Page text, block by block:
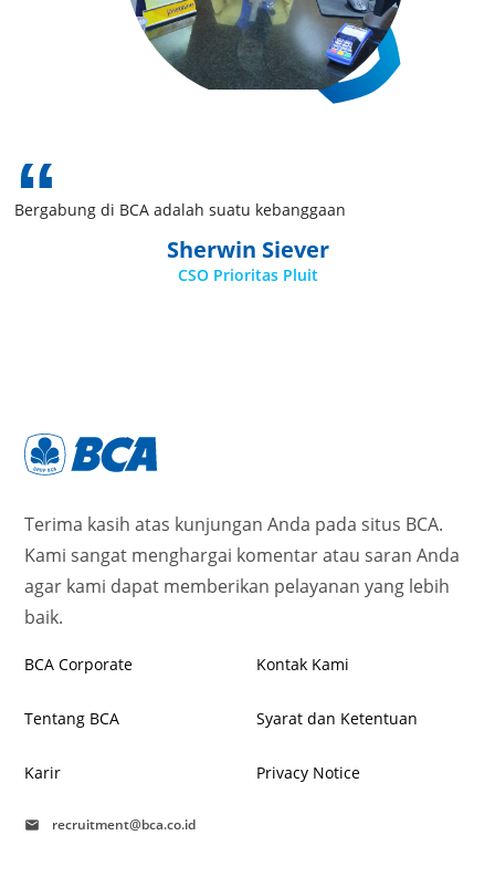
Bergabung di BCA adalah suatu kebanggaan
Sherwin Siever
CSO Prioritas Pluit
Terima kasih atas kunjungan Anda pada situs BCA.
Kami sangat menghargai komentar atau saran Anda
agar kami dapat memberikan pelayanan yang lebih
baik.
BCA Corporate
Tentang BCA
Karir
Kontak Kami
Syarat dan Ketentuan
Privacy Notice
mail recruitment@bca.co.id